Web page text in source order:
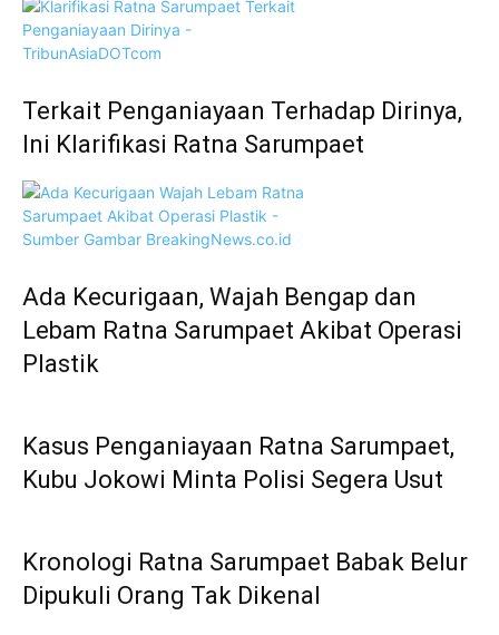
Terkait Penganiayaan Terhadap Dirinya,
Ini Klarifikasi Ratna Sarumpaet
Ada Kecurigaan, Wajah Bengap dan
Lebam Ratna Sarumpaet Akibat Operasi
Plastik
Kasus Penganiayaan Ratna Sarumpaet,
Kubu Jokowi Minta Polisi Segera Usut
Kronologi Ratna Sarumpaet Babak Belur
Dipukuli Orang Tak Dikenal